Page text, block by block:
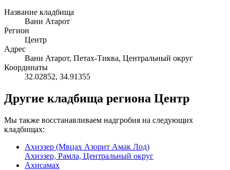
Название кладбища
Вани Атарот
Регион
Центр
Адрес
Вани Атарот, Петах-Тиква, Центральный округ
Координаты
32.02852, 34.91355
Другие кладбища региона Центр
Мы также восстанавливаем надгробия на следующих
кладбищах:
Ахиэзер (Мвцах Азорит Амак Лод)
Ахиэзер, Рамла, Центральный округ
Ахисамах